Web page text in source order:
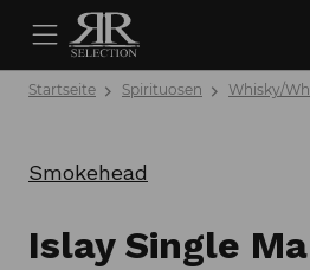
Startseite Spirituosen Whisky/
Smokehead
Islay Single